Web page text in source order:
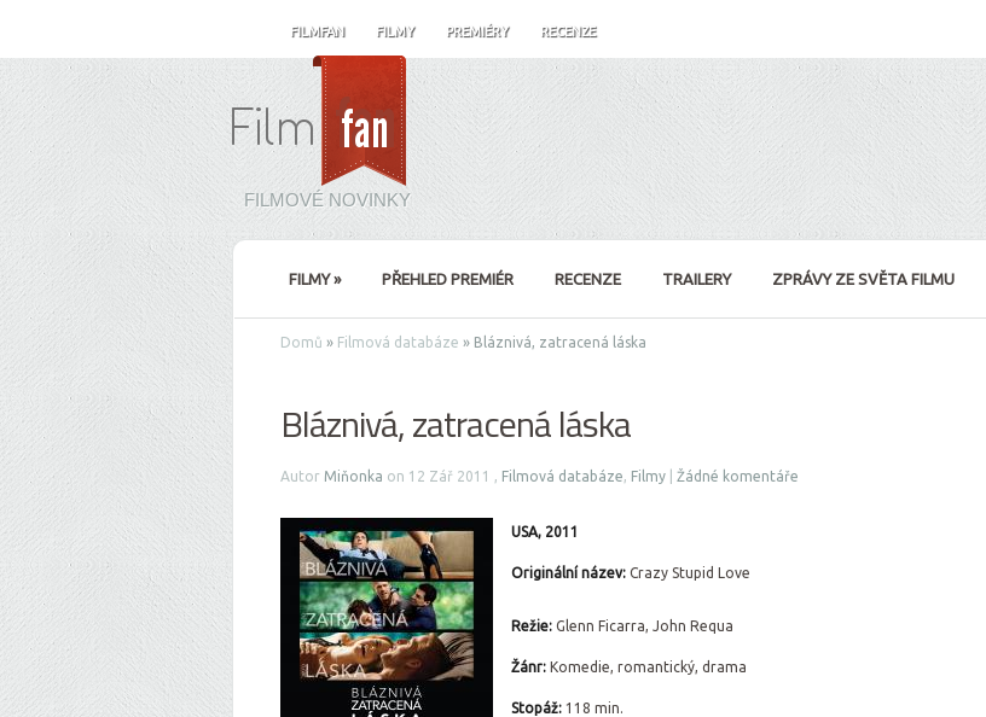
FILMFAN FILMY PREMIÉRY RECENZE
FILMOVÉ NOVINKY
FILMY» PŘEHLED PREMIÉR RECENZE TRAILERY ZPRÁVY ZE SVĚTA FILMU
Domů » Filmová databáze » Bláznivá, zatracená láska
Bláznivá, zatracená láska
Autor Miňonka on 12 Zář 2011 , Filmová databáze, Filmy Žádné komentáře
USA, 2011
Originální název: Crazy Stupid Love
Režie: Glenn Ficarra, John Requa
Žánr: Komedie, romantický, drama
Stopáž: 118 min.